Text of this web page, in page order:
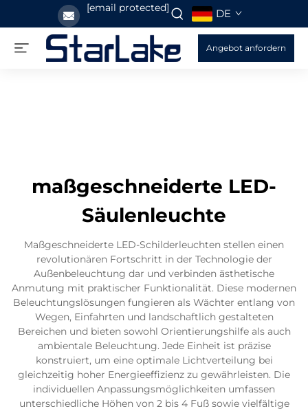
[email protected] DE
Angebot anfordern
maßgeschneiderte LED-
Säulenleuchte
Maßgeschneiderte LED-Schilderleuchten stellen einen
revolutionären Fortschritt in der Technologie der
Außenbeleuchtung dar und verbinden ästhetische
Anmutung mit praktischer Funktionalität. Diese modernen
Beleuchtungslösungen fungieren als Wächter entlang von
Wegen, Einfahrten und landschaftlich gestalteten
Bereichen und bieten sowohl Orientierungshilfe als auch
ambientale Beleuchtung. Jede Einheit ist präzise
konstruiert, um eine optimale Lichtverteilung bei
gleichzeitig hoher Energieeffizienz zu gewährleisten. Die
individuellen Anpassungsmöglichkeiten umfassen
unterschiedliche Höhen von 2 bis 4 Fuß sowie vielfältige